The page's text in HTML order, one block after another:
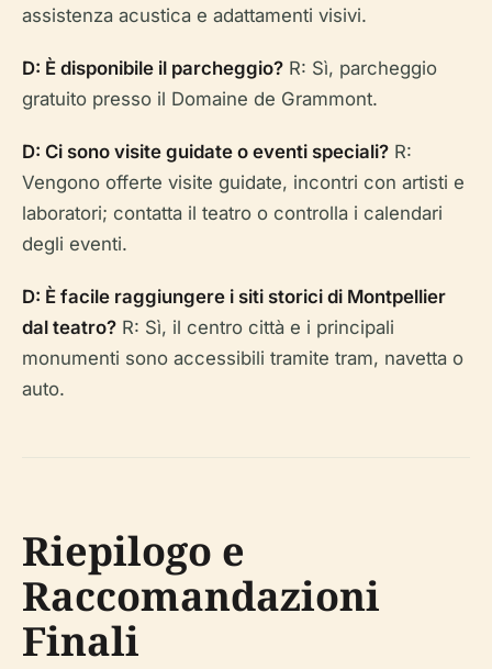
assistenza acustica e adattamenti visivi.
D: È disponibile il parcheggio? R: Sì, parcheggio
gratuito presso il Domaine de Grammont.
D: Ci sono visite guidate o eventi speciali? R:
Vengono offerte visite guidate, incontri con artisti e
laboratori; contatta il teatro o controlla i calendari
degli eventi.
D: È facile raggiungere i siti storici di Montpellier
dal teatro? R: Sì, il centro città e i principali
monumenti sono accessibili tramite tram, navetta o
auto.
Riepilogo e
Raccomandazioni
Finali